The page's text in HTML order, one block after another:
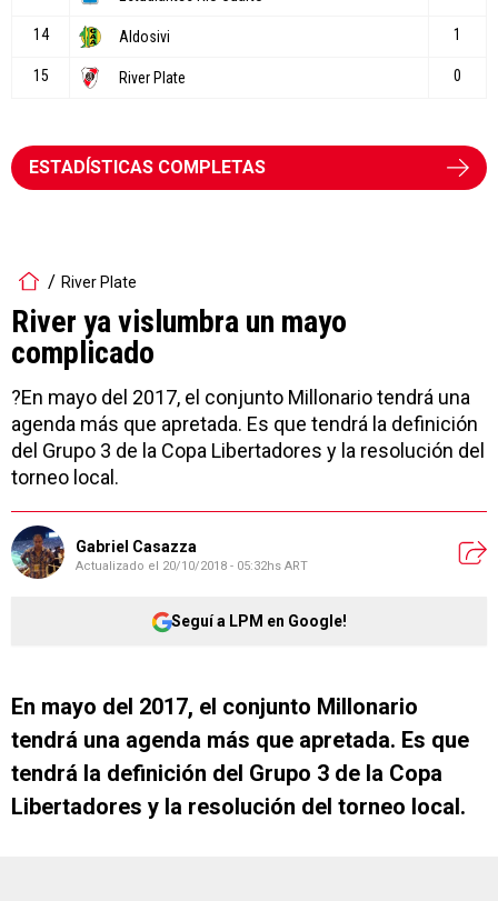
ESTADÍSTICAS COMPLETAS
River Plate
River ya vislumbra un mayo
complicado
?En mayo del 2017, el conjunto Millonario tendrá una
agenda más que apretada. Es que tendrá la definición
del Grupo 3 de la Copa Libertadores y la resolución del
torneo local.
Gabriel Casazza
Actualizado el 20/10/2018 - 05:32hs ART
Seguí a LPM en Google!
En mayo del 2017, el conjunto Millonario
tendrá una agenda más que apretada. Es que
tendrá la definición del Grupo 3 de la Copa
Libertadores y la resolución del torneo local.